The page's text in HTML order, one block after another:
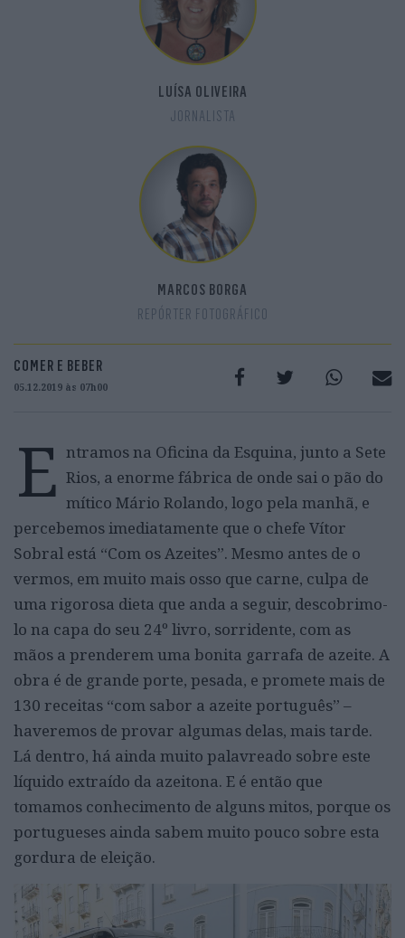
LUÍSA OLIVEIRA
JORNALISTA
MARCOS BORGA
REPÓRTER FOTOGRÁFICO
COMER E BEBER
05.12.2019 às 07h00
E ntramos na Oficina da Esquina, junto a Sete
Rios, a enorme fábrica de onde sai o pão do
mítico Mário Rolando, logo pela manhã, e
percebemos imediatamente que o chefe Vítor
Sobral está “Com os Azeites”. Mesmo antes de o
vermos, em muito mais osso que carne, culpa de
uma rigorosa dieta que anda a seguir, descobrimo-
lo na capa do seu 24º livro, sorridente, com as
mãos a prenderem uma bonita garrafa de azeite. A
obra é de grande porte, pesada, e promete mais de
130 receitas “com sabor a azeite português” –
haveremos de provar algumas delas, mais tarde.
Lá dentro, há ainda muito palavreado sobre este
líquido extraído da azeitona. E é então que
tomamos conhecimento de alguns mitos, porque os
portugueses ainda sabem muito pouco sobre esta
gordura de eleição.